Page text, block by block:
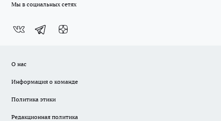
Мы в социальных сетях
О нас
Информация о команде
Политика этики
Редакционная политика